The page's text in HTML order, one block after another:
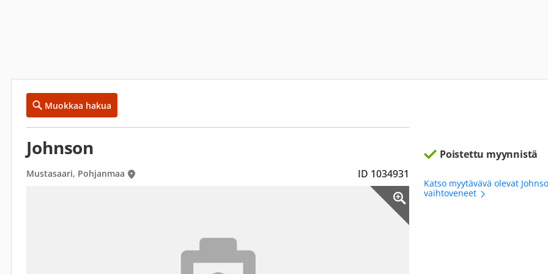
Muokkaa hakua
Johnson
Mustasaari, Pohjanmaa ID 1034931
Poistettu myynnistä
Katso myytävävä olevat
vaihtoveneet